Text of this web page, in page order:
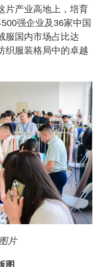
片产业高地上，培育
强企业及36家中国
服国内市场占比达
织服装格局中的卓越
片